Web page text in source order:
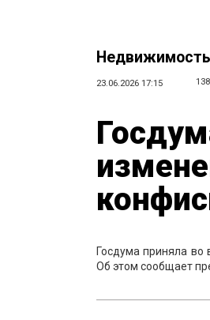
Недвижимость
23.06.2026 17:15
Госдума приняла во
Об этом сообщает